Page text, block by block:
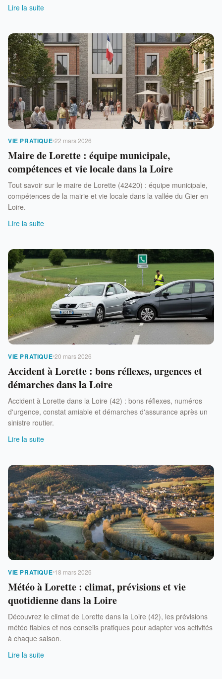
Lire la suite
VIE PRATIQUE 22 mars 2026
Maire de Lorette : équipe municipale,
compétences et vie locale dans la Loire
Tout savoir sur le maire de Lorette (42420) : équipe municipale,
compétences de la mairie et vie locale dans la vallée du Gier en
Loire.
Lire la suite
VIE PRATIQUE 20 mars 2026
Accident à Lorette : bons réflexes, urgences et
démarches dans la Loire
Accident à Lorette dans la Loire (42) : bons réflexes, numéros
d'urgence, constat amiable et démarches d'assurance après un
sinistre routier.
Lire la suite
VIE PRATIQUE 18 mars 2026
Météo à Lorette : climat, prévisions et vie
quotidienne dans la Loire
Découvrez le climat de Lorette dans la Loire (42), les prévisions
météo fiables et nos conseils pratiques pour adapter vos activités
à chaque saison.
Lire la suite